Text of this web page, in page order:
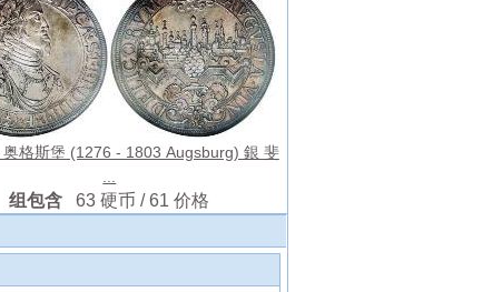
格斯堡 (1276 - 1803 Augsburg) 銀 斐
组包含63 硬币 / 61 价格